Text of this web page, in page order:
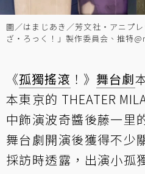
圖／はまじあき／芳文社・アニプレ
ざ・ろっく！」製作委員会、推特
《孤獨搖滾 ！》 舞台劇
本東京的 THEATER
中飾演波奇醬後藤一里
舞台劇開演後獲得不少
採訪時透露，出演小孤